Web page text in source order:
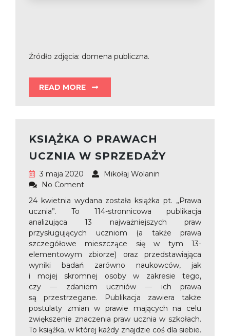
Źródło zdjęcia: domena publiczna.
READ MORE
KSIĄŻKA O PRAWACH
UCZNIA W SPRZEDAŻY
3 maja 2020
Mikołaj Wolanin
No Coment
24 kwietnia wydana została książka pt. „Prawa
ucznia”. To 114-stronnicowa publikacja
analizująca 13 najważniejszych praw
przysługujących uczniom (a także prawa
szczegółowe mieszczące się w tym 13-
elementowym zbiorze) oraz przedstawiająca
wyniki badań zarówno naukowców, jak
i mojej skromnej osoby w zakresie tego,
czy — zdaniem uczniów — ich prawa
są przestrzegane. Publikacja zawiera także
postulaty zmian w prawie mających na celu
zwiększenie znaczenia praw ucznia w szkołach.
To książka, w której każdy znajdzie coś dla siebie.